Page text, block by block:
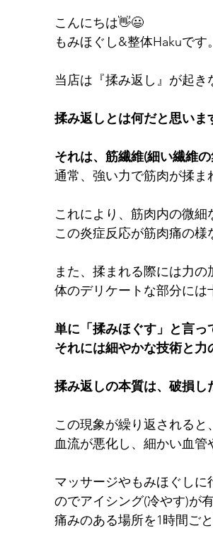
こんにちは👋😃
もみほぐし&整体Hakuです。
当店は『揉み返し』が起き
揉み返しとは何だと思いま
それは、筋繊維(細い繊維
通常、強い力で筋肉が揉ま
これにより、筋肉内の微細
この炎症反応が筋肉痛の様
また、揉まれる際には力の
体のデリケートな部分には
単に「揉みほぐす」と言っ
それには細やかな技術と力
揉み返しの本質は、破損
この現象が繰り返されると
血流が悪化し、細かい血管
マッサージやもみほぐし
のでアイシング(冷やす)が有
痛みのある場所を1時間ご